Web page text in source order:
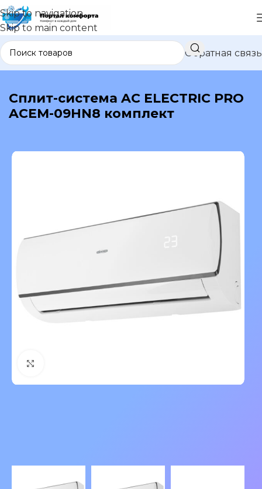
Skip to navigation
Skip to main content
Обратная связь
В каталог
Сплит-система AC ELECTRIC PRO
ACEM-09HN8 комплект